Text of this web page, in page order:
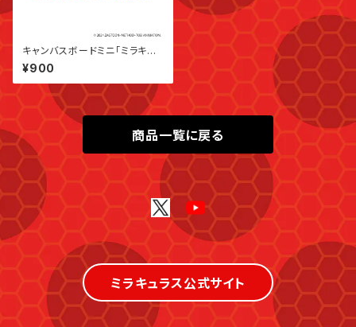
キャンバスボードミニ「ミラキュ
ラス レディバグ＆シャノワール」
02/ブラインド(全5種)(公式イラ
スト)
¥900
商品一覧に戻る
ミラキュラス公式サイト